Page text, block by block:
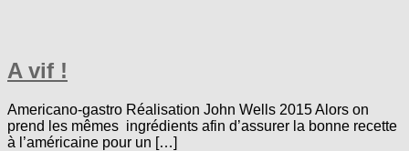
A vif !
Americano-gastro Réalisation John Wells 2015 Alors on
prend les mêmes ingrédients afin d’assurer la bonne recette
à l’américaine pour un […]